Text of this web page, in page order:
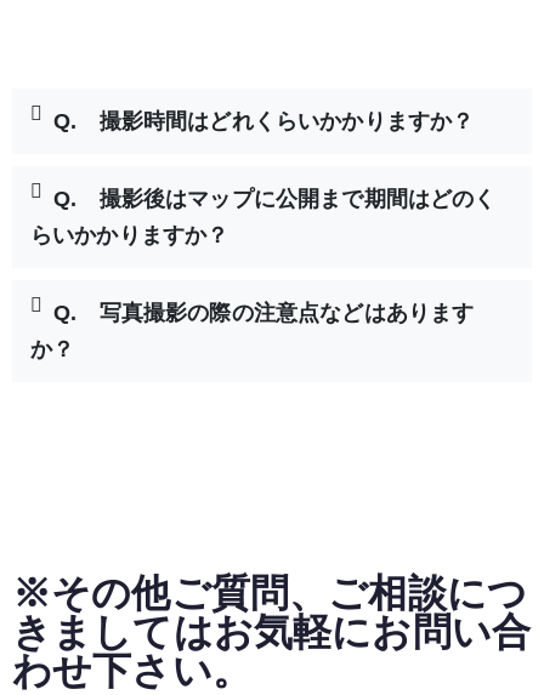
Q. 撮影時間はどれくらいかかりますか？
Q. 撮影後はマップに公開まで期間はどのく
らいかかりますか？
Q. 写真撮影の際の注意点などはあります
か？
※その他ご質問、ご相談につ
きましてはお気軽にお問い合
わせ下さい。